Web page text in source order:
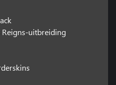
uitbreiding